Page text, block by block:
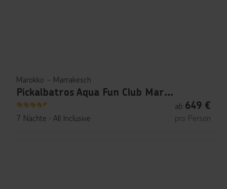
Marokko - Marrakesch
Pickalbatros Aqua Fun Club Marrakech
4.5
7 Nächte ∙ All Inclusive
ab 649 €
pro Person